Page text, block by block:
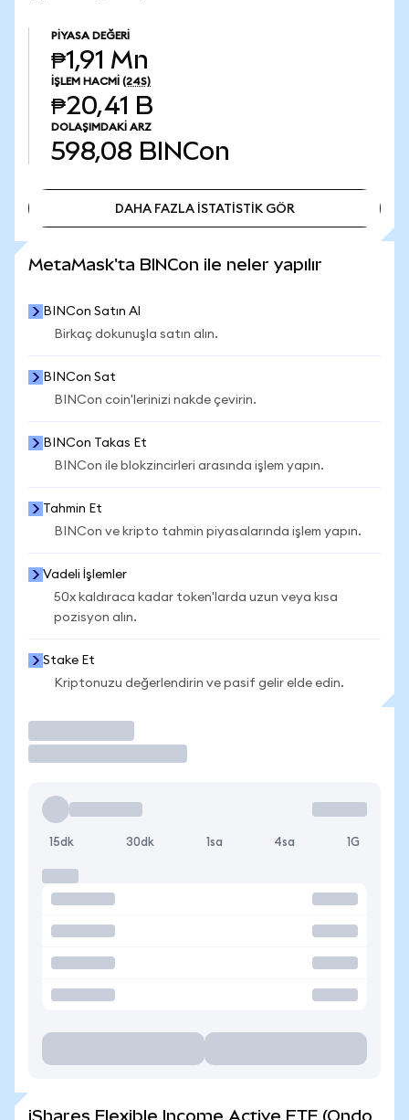
PIYASA DEĞERI
₱1,91 Mn
İŞLEM HACMI (24S)
₱20,41 B
DOLAŞIMDAKI ARZ
598,08 BINCon
DAHA FAZLA İSTATİSTİK GÖR
MetaMask'ta BINCon ile neler yapılır
BINCon Satın Al
Birkaç dokunuşla satın alın.
BINCon Sat
BINCon coin'lerinizi nakde çevirin.
BINCon Takas Et
BINCon ile blokzincirleri arasında işlem yapın.
Tahmin Et
BINCon ve kripto tahmin piyasalarında işlem yapın.
Vadeli İşlemler
50x kaldıraca kadar token'larda uzun veya kısa
pozisyon alın.
Stake Et
Kriptonuzu değerlendirin ve pasif gelir elde edin.
15dk 30dk 1sa 4sa 1G
iShares Flexible Income Active ETF (Ondo